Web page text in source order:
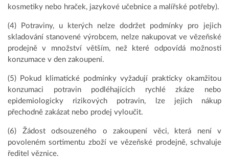
kosmetiky nebo hraček, jazykové učebnice a malířské potřeby).
(4) Potraviny, u kterých nelze dodržet podmínky pro jejich
skladování stanovené výrobcem, nelze nakupovat ve vězeňské
prodejně v množství větším, než které odpovídá možnosti
konzumace v den zakoupení.
(5) Pokud klimatické podmínky vyžadují prakticky okamžitou
konzumaci potravin podléhajících rychlé zkáze nebo
epidemiologicky rizikových potravin, lze jejich nákup
přechodně zakázat nebo prodej vyloučit.
(6) Žádost odsouzeného o zakoupení věci, která není v
povoleném sortimentu zboží ve vězeňské prodejně, schvaluje
ředitel věznice.